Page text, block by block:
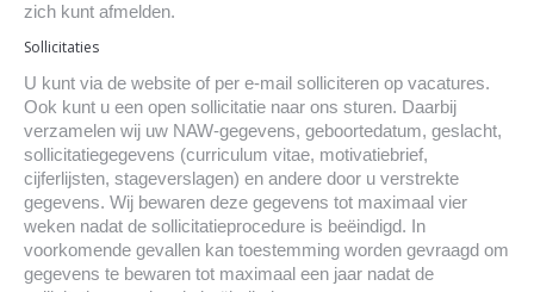
zich kunt afmelden.
Sollicitaties
U kunt via de website of per e-mail solliciteren op vacatures.
Ook kunt u een open sollicitatie naar ons sturen. Daarbij
verzamelen wij uw NAW-gegevens, geboortedatum, geslacht,
sollicitatiegegevens (curriculum vitae, motivatiebrief,
cijferlijsten, stageverslagen) en andere door u verstrekte
gegevens. Wij bewaren deze gegevens tot maximaal vier
weken nadat de sollicitatieprocedure is beëindigd. In
voorkomende gevallen kan toestemming worden gevraagd om
gegevens te bewaren tot maximaal een jaar nadat de